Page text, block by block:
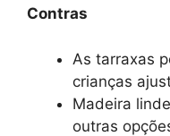
Contras
As tarraxas
crianças
Madeira
outras